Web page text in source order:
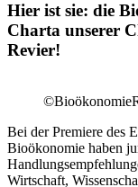
Hier ist sie: die
Charta unserer
Revier!
Bei der Premiere des
Bioökonomie haben
Wirtschaft,